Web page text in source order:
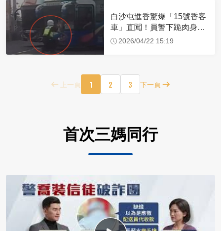
白沙屯進香驚爆「15號香客
車」直闖！員警下跪肉身擋
車：讓行人先過
2026/04/22 15:19
上一頁 1 2 3 下一頁
首次三媽同行